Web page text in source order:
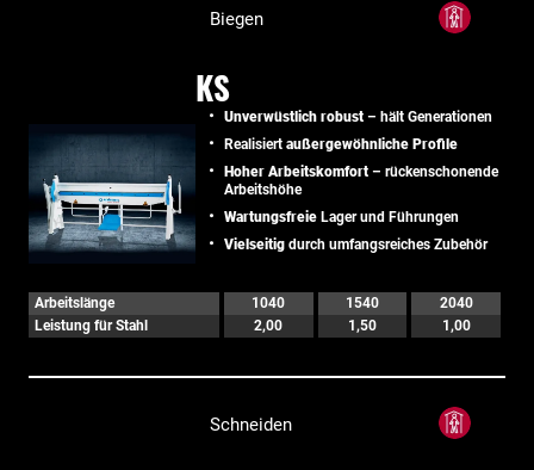
Biegen
KS
Unverwüstlich robust – hält Generationen
Realisiert außergewöhnliche Profile
Hoher Arbeitskomfort – rückenschonende
Arbeitshöhe
Wartungsfreie Lager und Führungen
Vielseitig durch umfangsreiches Zubehör
Arbeitslänge 1040 1540
2040
Leistung für Stahl
2,00 1,50 1,00
Schneiden